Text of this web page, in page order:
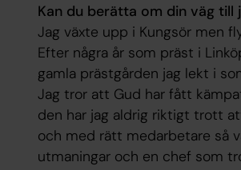
Kan du berätta om din väg till
Jag växte upp i Kungsör men
Efter några år som präst i
gamla prästgården jag lekt i
Jag tror att Gud har fått
den har jag aldrig riktigt trott
och med rätt medarbetare så
utmaningar och en chef som